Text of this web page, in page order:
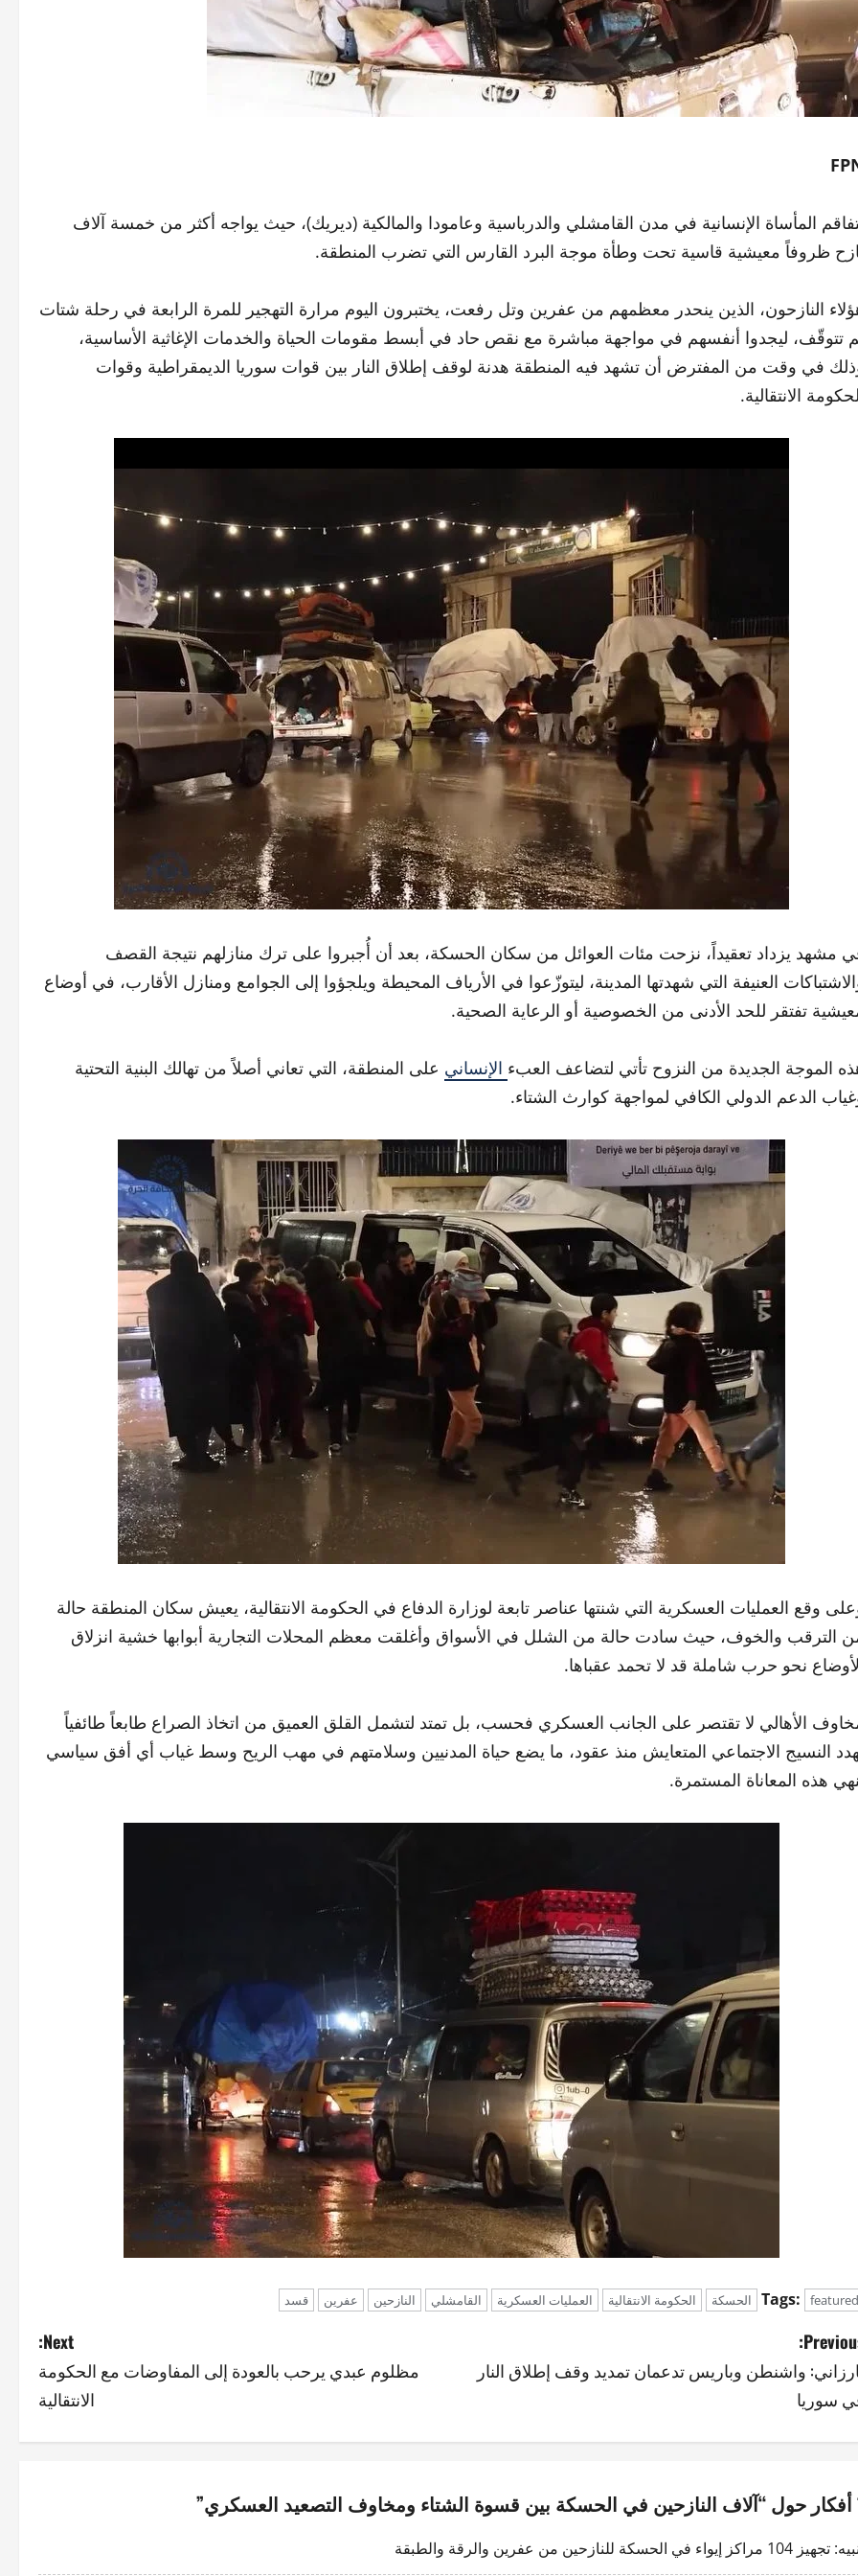
المأساة الإنسانية في مدن القامشلي والدرباسية وعامودا والمالكية (ديريك)، حيث يواجه أكثر من خمسة آلاف
ظروفاً معيشية قاسية تحت وطأة موجة البرد القارس التي تضرب المنطقة.
النازحون، الذين ينحدر معظمهم من عفرين وتل رفعت، يختبرون اليوم مرارة التهجير للمرة الرابعة في رحلة شتات
تتوقّف، ليجدوا أنفسهم في مواجهة مباشرة مع نقص حاد في أبسط مقومات الحياة والخدمات الإغاثية الأساسية،
في وقت من المفترض أن تشهد فيه المنطقة هدنة لوقف إطلاق النار بين قوات سوريا الديمقراطية وقوات
الانتقالية.
مشهد يزداد تعقيداً، نزحت مئات العوائل من سكان الحسكة، بعد أن أُجبروا على ترك منازلهم نتيجة القصف
العنيفة التي شهدتها المدينة، ليتوزّعوا في الأرياف المحيطة ويلجؤوا إلى الجوامع ومنازل الأقارب، في أوضاع
تفتقر للحد الأدنى من الخصوصية أو الرعاية الصحية.
الموجة الجديدة من النزوح تأتي لتضاعف العبء الإنساني على المنطقة، التي تعاني أصلاً من تهالك البنية التحتية
الدعم الدولي الكافي لمواجهة كوارث الشتاء.
وقع العمليات العسكرية التي شنتها عناصر تابعة لوزارة الدفاع في الحكومة الانتقالية، يعيش سكان المنطقة حالة
الترقب والخوف، حيث سادت حالة من الشلل في الأسواق وأغلقت معظم المحلات التجارية أبوابها خشية انزلاق
نحو حرب شاملة قد لا تحمد عقباها.
الأهالي لا تقتصر على الجانب العسكري فحسب، بل تمتد لتشمل القلق العميق من اتخاذ الصراع طابعاً طائفياً
النسيج الاجتماعي المتعايش منذ عقود، ما يضع حياة المدنيين وسلامتهم في مهب الريح وسط غياب أي أفق سياسي
هذه المعاناة المستمرة.
Tags: featured الحسكة الحكومة الانتقالية العمليات العسكرية القامشلي النازحين عفرين قسد
واشنطن وباريس تدعمان تمديد وقف إطلاق النار
سوريا
Next:
مظلوم عبدي يرحب بالعودة إلى المفاوضات مع الحكومة
الانتقالية
“ آلاف النازحين في الحسكة بين قسوة الشتاء ومخاوف التصعيد العسكري”
تجهيز 104 مراكز إيواء في الحسكة للنازحين من عفرين والرقة والطبقة